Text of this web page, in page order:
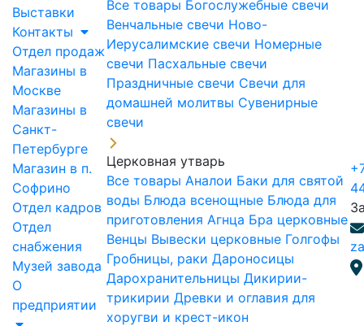
Выставки
Контакты
Отдел продаж
Магазины в
Москве
Магазины в
Санкт-
Петербурге
Магазин в п.
Софрино
Отдел кадров
Отдел
снабжения
Музей завода
О
предприятии
Все товары Богослужебные свечи
Венчальные свечи Ново-
Иерусалимские свечи Номерные
свечи Пасхальные свечи
Праздничные свечи Свечи для
домашней молитвы Сувенирные
свечи
Церковная утварь
Все товары Аналои Баки для святой
воды Блюда всенощные Блюда для
приготовления Агнца Бра церковные
Венцы Вывески церковные Голгофы
Гробницы, раки Дароносицы
Дарохранительницы Дикирии-
трикирии Древки и оглавия для
хоругви и крест-икон